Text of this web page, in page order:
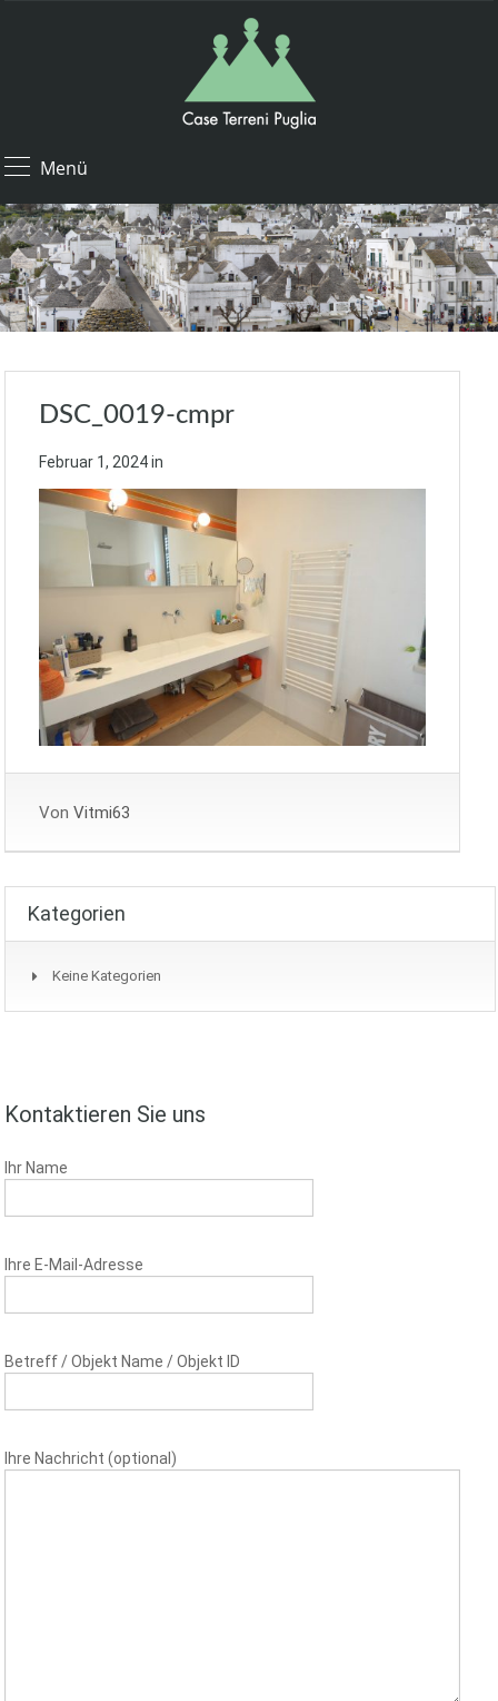
Menü
DSC_0019-cmpr
Februar 1, 2024in
Von Vitmi63
Kategorien
Keine Kategorien
Kontaktieren Sie uns
Ihr Name
Ihre E-Mail-Adresse
Betreff / Objekt Name / Objekt ID
Ihre Nachricht (optional)